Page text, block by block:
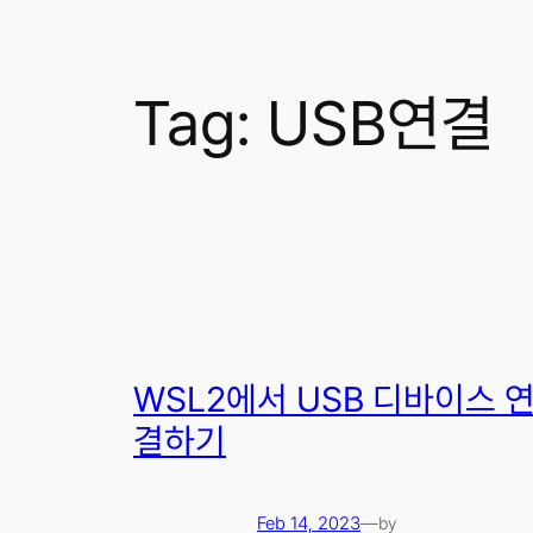
Tag: USB연결
WSL2에서 USB 디바이스
결하기
Feb 14, 2023—by